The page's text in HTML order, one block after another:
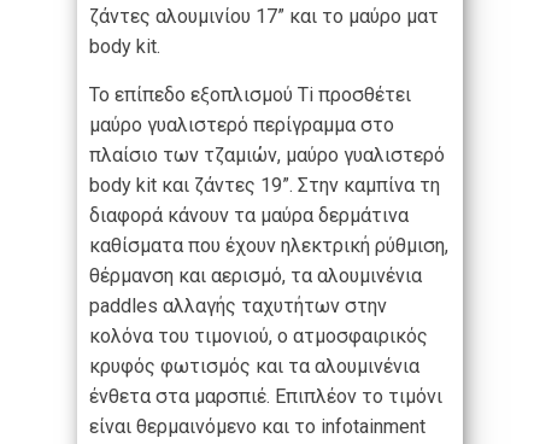
ζάντες αλουμινίου 17” και το μαύρο ματ
body kit.
Το επίπεδο εξοπλισμού Ti προσθέτει
μαύρο γυαλιστερό περίγραμμα στο
πλαίσιο των τζαμιών, μαύρο γυαλιστερό
body kit και ζάντες 19”. Στην καμπίνα τη
διαφορά κάνουν τα μαύρα δερμάτινα
καθίσματα που έχουν ηλεκτρική ρύθμιση,
θέρμανση και αερισμό, τα αλουμινένια
paddles αλλαγής ταχυτήτων στην
κολόνα του τιμονιού, ο ατμοσφαιρικός
κρυφός φωτισμός και τα αλουμινένια
ένθετα στα μαρσπιέ. Επιπλέον το τιμόνι
είναι θερμαινόμενο και το infotainment